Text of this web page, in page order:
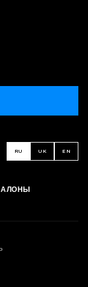
RU UK EN